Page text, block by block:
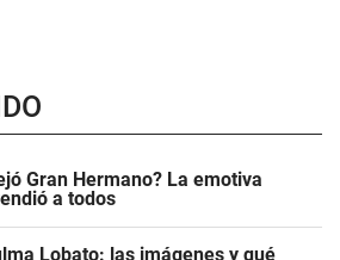
Gran Hermano? La emotiva
a todos
Lobato: las imágenes y qué